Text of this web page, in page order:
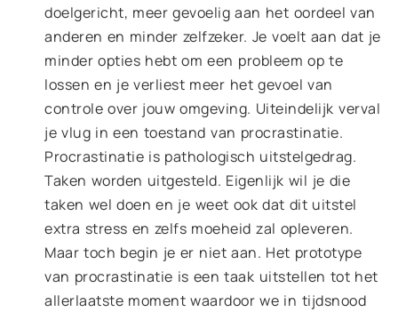
doelgericht, meer gevoelig aan het oordeel van
anderen en minder zelfzeker. Je voelt aan dat je
minder opties hebt om een probleem op te
lossen en je verliest meer het gevoel van
controle over jouw omgeving. Uiteindelijk verval
je vlug in een toestand van procrastinatie.
Procrastinatie is pathologisch uitstelgedrag.
Taken worden uitgesteld. Eigenlijk wil je die
taken wel doen en je weet ook dat dit uitstel
extra stress en zelfs moeheid zal opleveren.
Maar toch begin je er niet aan. Het prototype
van procrastinatie is een taak uitstellen tot het
allerlaatste moment waardoor we in tijdsnood